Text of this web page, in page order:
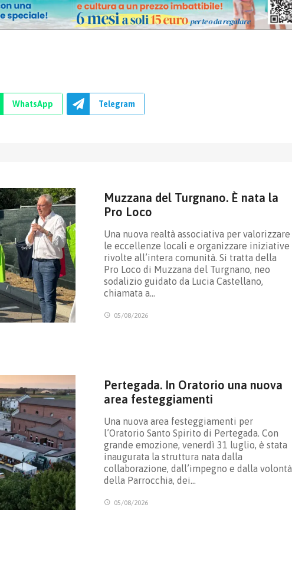
WhatsApp Telegram
Muzzana del Turgnano. È nata la
Pro Loco
Una nuova realtà associativa per valorizzare
le eccellenze locali e organizzare iniziative
rivolte all’intera comunità. Si tratta della
Pro Loco di Muzzana del Turgnano, neo
sodalizio guidato da Lucia Castellano,
chiamata a…
05/08/2026
Pertegada. In Oratorio una nuova
area festeggiamenti
Una nuova area festeggiamenti per
l’Oratorio Santo Spirito di Pertegada. Con
grande emozione, venerdì 31 luglio, è stata
inaugurata la struttura nata dalla
collaborazione, dall’impegno e dalla volontà
della Parrocchia, dei…
05/08/2026